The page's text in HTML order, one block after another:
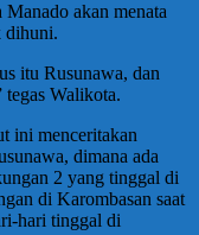
akan menata
dihuni.
itu Rusunawa, dan
Walikota.
ini menceritakan
dimana ada
2 yang tinggal di
di Karombasan saat
hari tinggal di